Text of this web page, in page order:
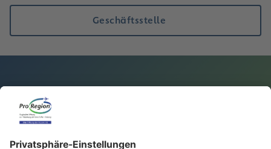
Geschäftsstelle
Ansprechpartner
ProRegion